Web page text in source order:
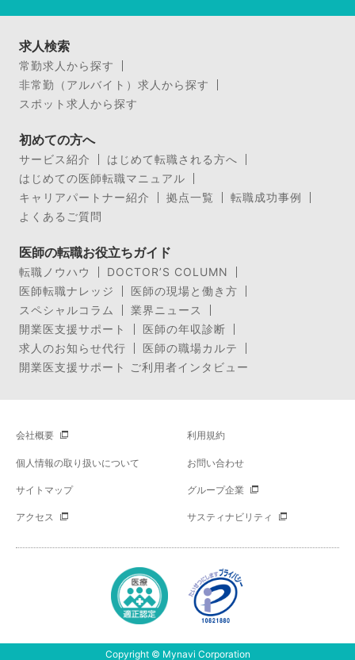
求人検索
常勤求人から探す
非常勤（アルバイト）求人から探す
スポット求人から探す
初めての方へ
サービス紹介
はじめて転職される方へ
はじめての医師転職マニュアル
キャリアパートナー紹介
拠点一覧
転職成功事例
よくあるご質問
医師の転職お役立ちガイド
転職ノウハウ
DOCTOR’S COLUMN
医師転職ナレッジ
医師の現場と働き方
スペシャルコラム
業界ニュース
開業医支援サポート
医師の年収診断
求人のお知らせ代行
医師の職場カルテ
開業医支援サポート ご利用者インタビュー
会社概要 利用規約
個人情報の取り扱いについて お問い合わせ
サイトマップ グループ企業
アクセス サスティナビリティ
Copyright © Mynavi Corporation